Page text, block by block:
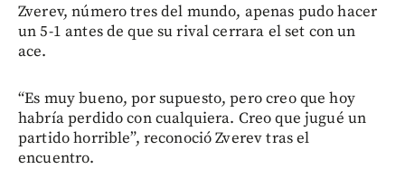
Zverev, número tres del mundo, apenas pudo hacer
un 5-1 antes de que su rival cerrara el set con un
ace.
“Es muy bueno, por supuesto, pero creo que hoy
habría perdido con cualquiera. Creo que jugué un
partido horrible”, reconoció Zverev tras el
encuentro.